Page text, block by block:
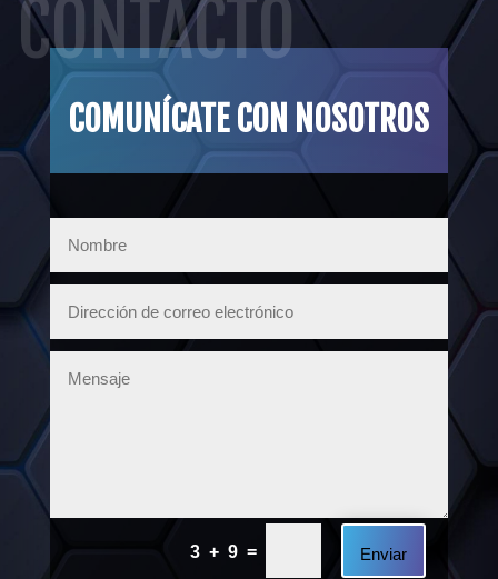
CONTACTO
COMUNÍCATE CON NOSOTROS
3 + 9 = Enviar